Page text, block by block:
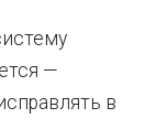
—
в